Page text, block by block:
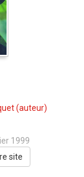
(auteur)
1999
site